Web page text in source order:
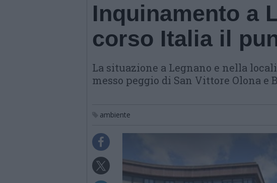
Inquinamento a
corso Italia il
La situazione a Legnano e nella
messo peggio di San Vittore Olona e
ambiente